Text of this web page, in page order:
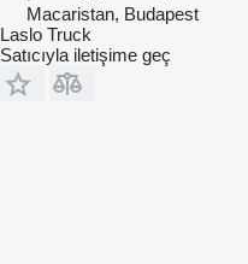
Macaristan, Budapest
Laslo Truck
Satıcıyla iletişime geç